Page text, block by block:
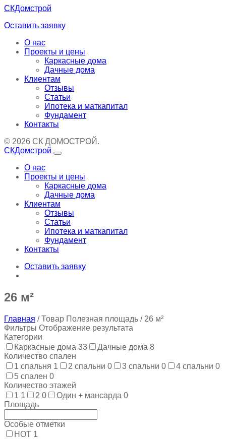
СКДомстрой
Оставить заявку
О нас
Проекты и цены
Каркасные дома
Дачные дома
Клиентам
Отзывы
Статьи
Ипотека и маткапитал
Фундамент
Контакты
© 2026 СК ДОМОСТРОЙ.
СКДомстрой
О нас
Проекты и цены
Каркасные дома
Дачные дома
Клиентам
Отзывы
Статьи
Ипотека и маткапитал
Фундамент
Контакты
Оставить заявку
26 м²
Главная / Товар Полезная площадь / 26 м²
Фильтры Отображение результата
Категории
Каркасные дома 33 Дачные дома 8
Количество спален
1 спальня 1 2 спальни 0 3 спальни 0 4 спальни 0
5 спален 0
Количество этажей
1 1 2 0 Один + мансарда 0
Площадь
Особые отметки
HOT 1